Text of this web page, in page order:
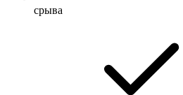
срыва